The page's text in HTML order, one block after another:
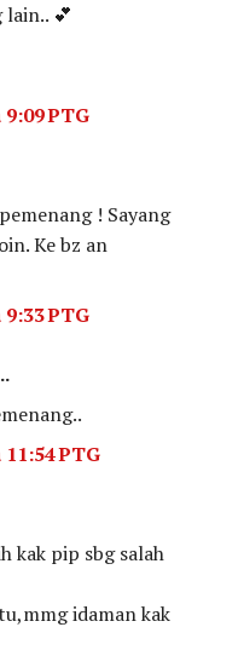
💕
PTG
! Sayang
Ke bz an
PTG
PTG
kak pip sbg salah
idaman kak